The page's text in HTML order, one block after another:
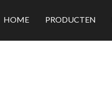
HOME PRODUCTEN